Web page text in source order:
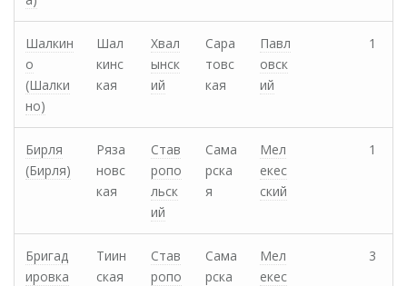
Шалкин
о
(Шалки
но)
Шал
кинс
кая
Хвал
ынск
ий
Сара
товс
кая
Павл
овск
ий
1
Бирля
(Бирля)
Ряза
новс
кая
Став
ропо
льск
ий
Сама
рска
я
Мел
екес
ский
1
Бригад
ировка
Тиин
ская
Став
ропо
Сама
рска
Мел
екес
3